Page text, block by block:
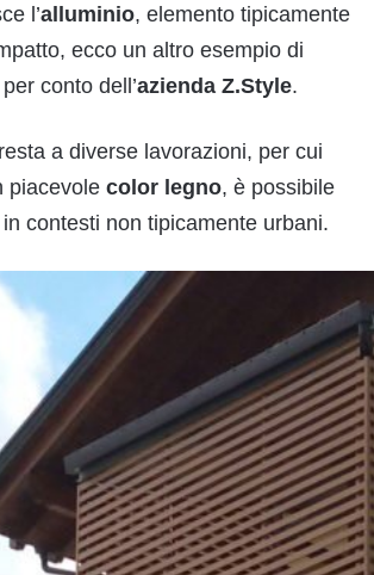
l’alluminio, elemento tipicamente
ecco un altro esempio di
conto dell’azienda Z.Style.
a diverse lavorazioni, per cui
piacevole color legno, è possibile
contesti non tipicamente urbani.